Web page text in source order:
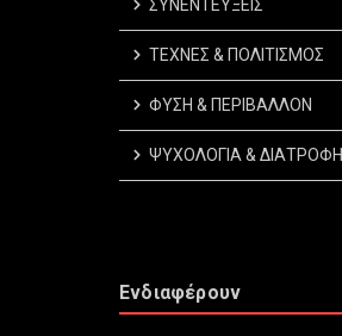
ΣΥΝΕΝΤΕΥΞΕΙΣ
ΤΕΧΝΕΣ & ΠΟΛΙΤΙΣΜΟΣ
ΦΥΣΗ & ΠΕΡΙΒΑΛΛΟΝ
ΨΥΧΟΛΟΓΙΑ & ΔΙΑΤΡΟΦΗ
Ενδιαφέρουν